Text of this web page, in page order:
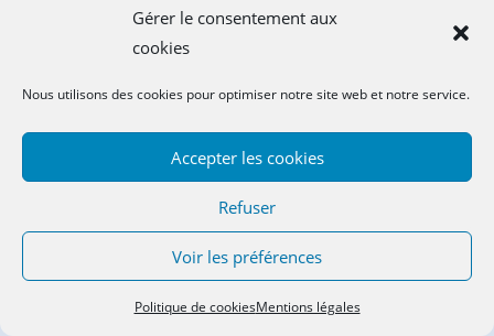
Gérer le consentement aux
cookies
Nous utilisons des cookies pour optimiser notre site web et notre service.
Accepter les cookies
Refuser
Voir les préférences
Politique de cookiesMentions légales
DOUDOUS KALOO
DOUDOUS KIMBALOO
DOUDOUS LES CHATOUNETS
DOUDOUS LES DEGLINGOS
DOUDOUS MOTS D'ENFANTS
NICOTOY SIMBA KIABI
DOUDOUS OBAIBI